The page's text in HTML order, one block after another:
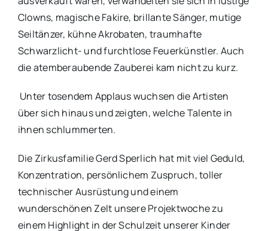
Clowns, magische Fakire, brillante Sänger, mutige
Seiltänzer, kühne Akrobaten, traumhafte
Schwarzlicht- und furchtlose Feuerkünstler. Auch
die atemberaubende Zauberei kam nicht zu kurz.
Unter tosendem Applaus wuchsen die Artisten
über sich hinaus und zeigten, welche Talente in
ihnen schlummerten.
Die Zirkusfamilie Gerd Sperlich hat mit viel Geduld,
Konzentration, persönlichem Zuspruch, toller
technischer Ausrüstung und einem
wunderschönen Zelt unsere Projektwoche zu
einem Highlight in der Schulzeit unserer Kinder